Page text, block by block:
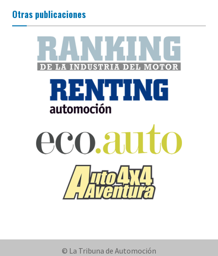
Otras publicaciones
© La Tribuna de Automoción